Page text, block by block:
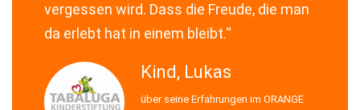
vergessen wird. Dass die Freude, die man
da erlebt hat in einem bleibt.“
Kind, Lukas
über seine Erfahrungen im ORANGE